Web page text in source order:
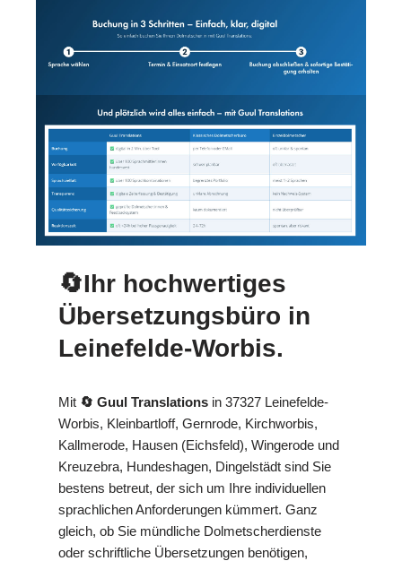
🔄Ihr hochwertiges
Übersetzungsbüro in
Leinefelde-Worbis.
Mit 🔄 Guul Translations in 37327 Leinefelde-
Worbis, Kleinbartloff, Gernrode, Kirchworbis,
Kallmerode, Hausen (Eichsfeld), Wingerode und
Kreuzebra, Hundeshagen, Dingelstädt sind Sie
bestens betreut, der sich um Ihre individuellen
sprachlichen Anforderungen kümmert. Ganz
gleich, ob Sie mündliche Dolmetscherdienste
oder schriftliche Übersetzungen benötigen,